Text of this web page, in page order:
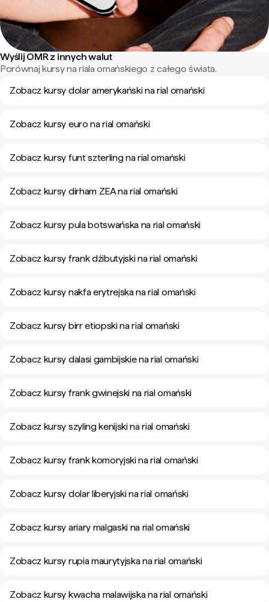
Wyślij OMR z innych walut
Porównaj kursy na riala omańskiego z całego świata.
Zobacz kursy dolar amerykański na rial omański
Zobacz kursy euro na rial omański
Zobacz kursy funt szterling na rial omański
Zobacz kursy dirham ZEA na rial omański
Zobacz kursy pula botswańska na rial omański
Zobacz kursy frank dżibutyjski na rial omański
Zobacz kursy nakfa erytrejska na rial omański
Zobacz kursy birr etiopski na rial omański
Zobacz kursy dalasi gambijskie na rial omański
Zobacz kursy frank gwinejski na rial omański
Zobacz kursy szyling kenijski na rial omański
Zobacz kursy frank komoryjski na rial omański
Zobacz kursy dolar liberyjski na rial omański
Zobacz kursy ariary malgaski na rial omański
Zobacz kursy rupia maurytyjska na rial omański
Zobacz kursy kwacha malawijska na rial omański